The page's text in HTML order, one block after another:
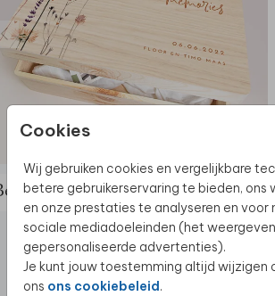
Cookies
Wij gebruiken cookies en vergelijkbare
betere gebruikerservaring te bieden, ons
en onze prestaties te analyseren en voor
sociale mediadoeleinden (het
gepersonaliseerde advertenties).
Je kunt jouw toestemming altijd wijzigen
ons ons cookiebeleid.
de complete set